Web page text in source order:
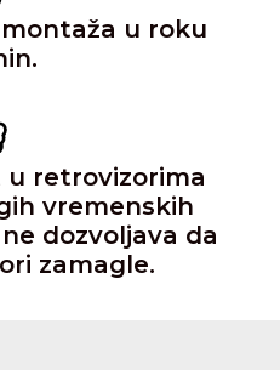
u roku
u retrovizorima
vremenskih
dozvoljava da
zamagle.